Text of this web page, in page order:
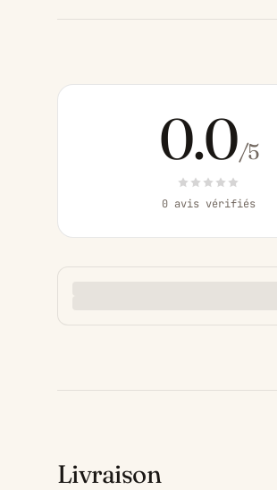
0.0/5
0 avis vérifiés
Livraison